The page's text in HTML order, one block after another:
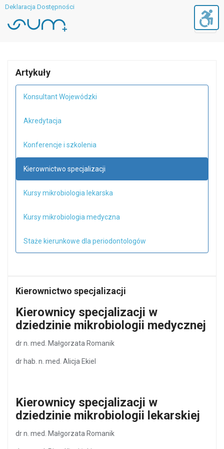
Deklaracja Dostępności
Artykuły
Konsultant Wojewódzki
Akredytacja
Konferencje i szkolenia
Kierownictwo specjalizacji
Kursy mikrobiologia lekarska
Kursy mikrobiologia medyczna
Staże kierunkowe dla periodontologów
Kierownictwo specjalizacji
Kierownicy specjalizacji w
dziedzinie mikrobiologii medycznej
dr n. med. Małgorzata Romanik
dr hab. n. med. Alicja Ekiel
Kierownicy specjalizacji w
dziedzinie mikrobiologii lekarskiej
dr n. med. Małgorzata Romanik